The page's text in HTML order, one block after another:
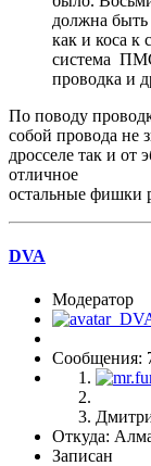
должна быть
как и коса к
система
проводка и
По поводу
собой провода не
дросселе так и от
отличное
остальные фишки
DVA
Модератор
Сообщения:
Откуда:
Записан